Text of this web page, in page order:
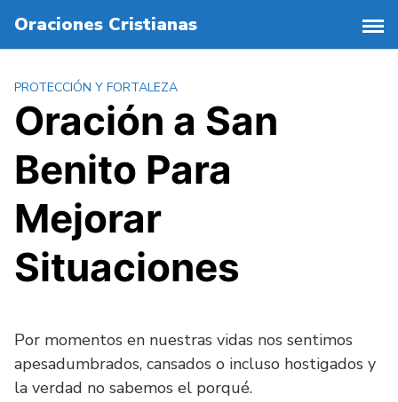
l
Oraciones Cristianas
PROTECCIÓN Y FORTALEZA
Oración a San
Benito Para
Mejorar
Situaciones
Por momentos en nuestras vidas nos sentimos
apesadumbrados, cansados o incluso hostigados y
la verdad no sabemos el porqué.